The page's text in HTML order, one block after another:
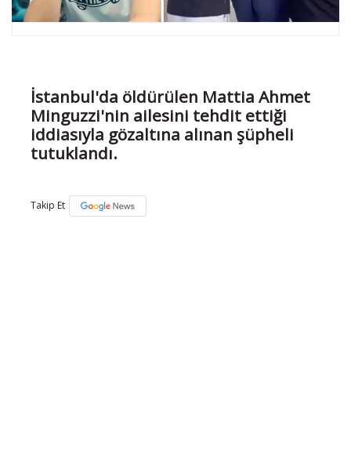
İstanbul'da öldürülen Mattia Ahmet
Minguzzi'nin ailesini tehdit ettiği
iddiasıyla gözaltına alınan şüpheli
tutuklandı.
Takip Et